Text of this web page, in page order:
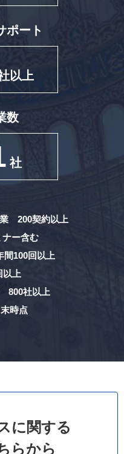
ポート
以上
数
社
業 200契約以上
ー含む
間100回以上
以上
800社以上
時点
に関する
らから